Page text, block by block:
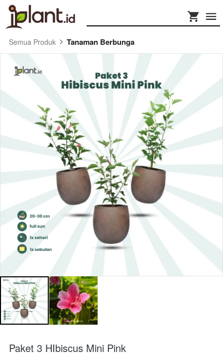
Semua Produk Tanaman Berbunga
Paket 3 HIbiscus Mini Pink